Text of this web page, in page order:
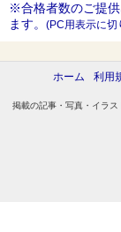
※合格者数のご提
ます。 (PC用表示に切
ホーム 利用
掲載の記事・写真・イラ